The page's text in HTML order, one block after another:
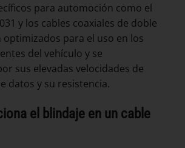
para automoción como el
y los cables coaxiales de doble
optimizados para el uso en los
del vehículo y se
sus elevadas velocidades de
datos y su resistencia.
el blindaje en un cable